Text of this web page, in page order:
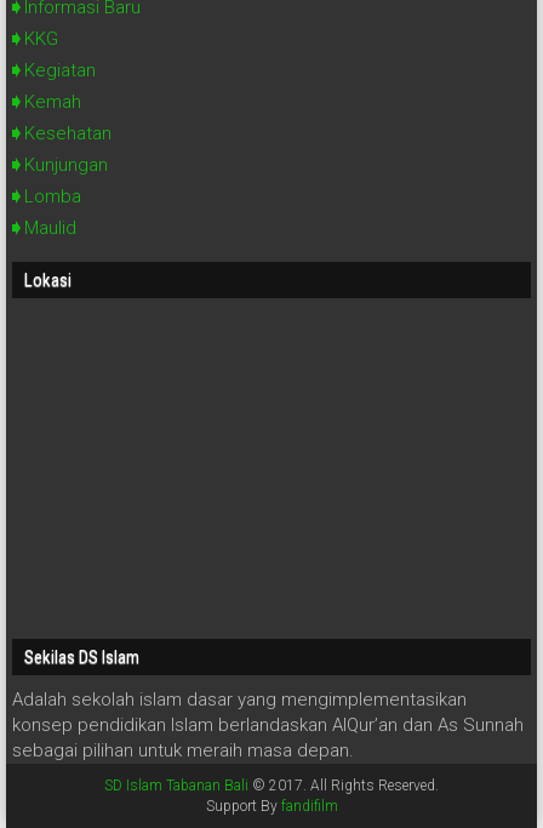
Informasi Baru
KKG
Kegiatan
Kemah
Kesehatan
Kunjungan
Lomba
Maulid
Lokasi
Sekilas DS Islam
Adalah sekolah islam dasar yang mengimplementasikan
konsep pendidikan Islam berlandaskan AlQur’an dan As Sunnah
sebagai pilihan untuk meraih masa depan.
SD Islam Tabanan Bali © 2017. All Rights Reserved.
Support By fandifilm